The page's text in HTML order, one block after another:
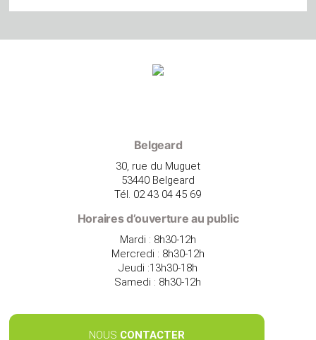
Belgeard
30, rue du Muguet
53440 Belgeard
Tél. 02 43 04 45 69
Horaires d’ouverture au public
Mardi : 8h30-12h
Mercredi : 8h30-12h
Jeudi :13h30-18h
Samedi : 8h30-12h
NOUS CONTACTER